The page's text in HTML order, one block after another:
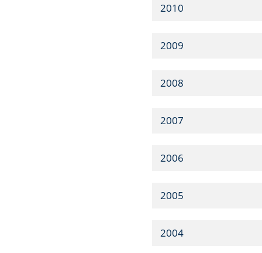
2010
2009
2008
2007
2006
2005
2004